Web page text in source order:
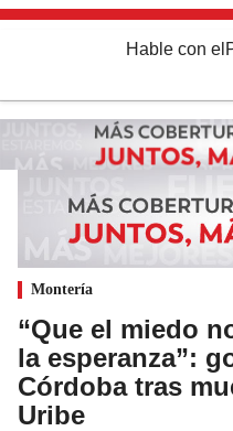
Hable con el
Montería
“Que el miedo
la esperanza”:
Córdoba tras
Uribe